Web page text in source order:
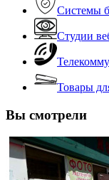
Системы
Студии
Товары
Вы смотрели